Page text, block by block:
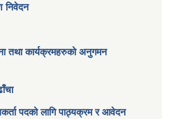
निवेदन
तथा कार्यक्रमहरुको अनुगमन
पदको लागि पाठ्यक्रम र आवेदन